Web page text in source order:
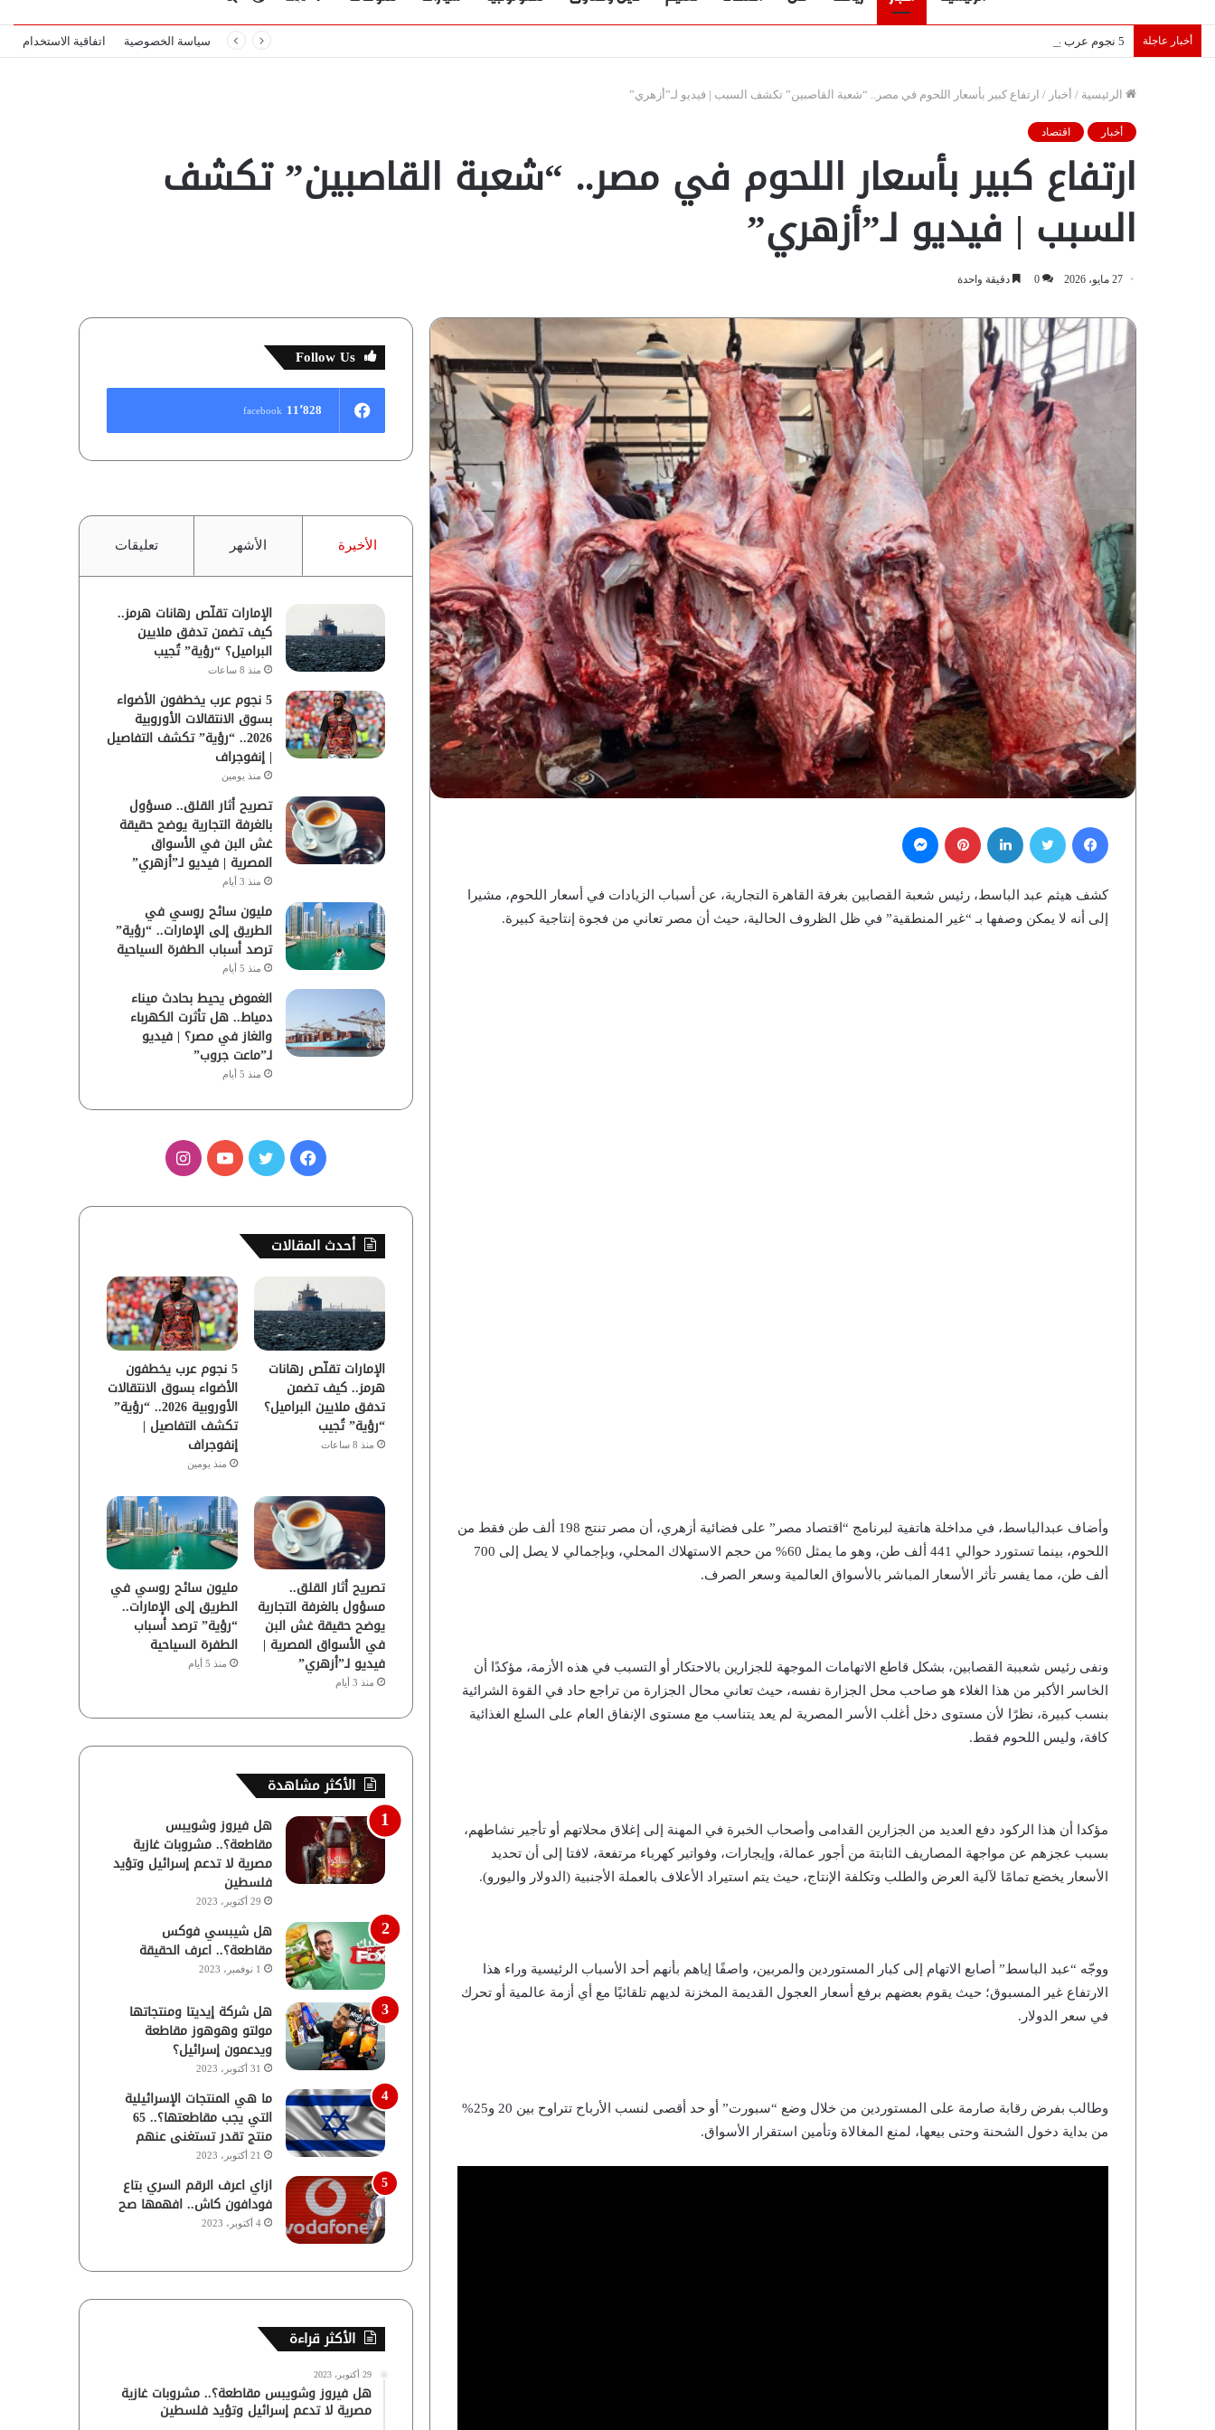
عنالمظلم
أخبار عاجلة 5 نجوم عرب يخطفون الأضواء بسوق الانتقالات الأوروبية 2026.. “رؤية” تكشف التفاصيل | إنفوجراف سياسة الخصوصية اتفاقية الاستخدام
الرئيسية / أخبار / ارتفاع كبير بأسعار اللحوم في مصر.. “شعبة القاصبين” تكشف السبب | فيديو لـ”أزهري”
أخبار اقتصاد
ارتفاع كبير بأسعار اللحوم في مصر.. “شعبة القاصبين” تكشف
السبب | فيديو لـ”أزهري”
27 مايو، 2026 0 دقيقة واحدة
كشف هيثم عبد الباسط، رئيس شعبة القصابين بغرفة القاهرة التجارية، عن أسباب الزيادات في أسعار اللحوم، مشيرا
إلى أنه لا يمكن وصفها بـ “غير المنطقية” في ظل الظروف الحالية، حيث أن مصر تعاني من فجوة إنتاجية كبيرة.
وأضاف عبدالباسط، في مداخلة هاتفية لبرنامج “اقتصاد مصر” على فضائية أزهري، أن مصر تنتج 198 ألف طن فقط من
اللحوم، بينما تستورد حوالي 441 ألف طن، وهو ما يمثل 60% من حجم الاستهلاك المحلي، وبإجمالي لا يصل إلى 700
ألف طن، مما يفسر تأثر الأسعار المباشر بالأسواق العالمية وسعر الصرف.
ونفى رئيس شعببة القصابين، بشكل قاطع الاتهامات الموجهة للجزارين بالاحتكار أو التسبب في هذه الأزمة، مؤكدًا أن
الخاسر الأكبر من هذا الغلاء هو صاحب محل الجزارة نفسه، حيث تعاني محال الجزارة من تراجع حاد في القوة الشرائية
بنسب كبيرة، نظرًا لأن مستوى دخل أغلب الأسر المصرية لم يعد يتناسب مع مستوى الإنفاق العام على السلع الغذائية
كافة، وليس اللحوم فقط.
مؤكدا أن هذا الركود دفع العديد من الجزارين القدامى وأصحاب الخبرة في المهنة إلى إغلاق محلاتهم أو تأجير نشاطهم،
بسبب عجزهم عن مواجهة المصاريف الثابتة من أجور عمالة، وإيجارات، وفواتير كهرباء مرتفعة، لافتا إلى أن تحديد
الأسعار يخضع تمامًا لآلية العرض والطلب وتكلفة الإنتاج، حيث يتم استيراد الأعلاف بالعملة الأجنبية (الدولار واليورو).
ووجّه “عبد الباسط” أصابع الاتهام إلى كبار المستوردين والمربين، واصفًا إياهم بأنهم أحد الأسباب الرئيسية وراء هذا
الارتفاع غير المسبوق؛ حيث يقوم بعضهم برفع أسعار العجول القديمة المخزنة لديهم تلقائيًا مع أي أزمة عالمية أو تحرك
في سعر الدولار.
وطالب بفرض رقابة صارمة على المستوردين من خلال وضع “سبورت” أو حد أقصى لنسب الأرباح تتراوح بين 20 و25%
من بداية دخول الشحنة وحتى بيعها، لمنع المغالاة وتأمين استقرار الأسواق.
Follow Us
11٬828 facebook
الأخيرة الأشهر تعليقات
الإمارات تقلّص رهانات هرمز..
كيف تضمن تدفق ملايين
البراميل؟ “رؤية” تُجيب
منذ 8 ساعات
5 نجوم عرب يخطفون الأضواء
بسوق الانتقالات الأوروبية
2026.. “رؤية” تكشف التفاصيل
| إنفوجراف
منذ يومين
تصريح أثار القلق.. مسؤول
بالغرفة التجارية يوضح حقيقة
غش البن في الأسواق
المصرية | فيديو لـ”أزهري”
منذ 3 أيام
مليون سائح روسي في
الطريق إلى الإمارات.. “رؤية”
ترصد أسباب الطفرة السياحية
منذ 5 أيام
الغموض يحيط بحادث ميناء
دمياط.. هل تأثرت الكهرباء
والغاز في مصر؟ | فيديو
لـ”ماعت جروب”
منذ 5 أيام
ف
س
و
ك
ي
و
ب
ا
ق
ر
ا
م
أحدث المقالات
الإمارات تقلّص رهانات
هرمز.. كيف تضمن
تدفق ملايين البراميل؟
“رؤية” تُجيب
منذ 8 ساعات
5 نجوم عرب يخطفون
الأضواء بسوق الانتقالات
الأوروبية 2026.. “رؤية”
تكشف التفاصيل |
إنفوجراف
منذ يومين
تصريح أثار القلق..
مسؤول بالغرفة التجارية
يوضح حقيقة غش البن
في الأسواق المصرية |
فيديو لـ”أزهري”
منذ 3 أيام
مليون سائح روسي في
الطريق إلى الإمارات..
“رؤية” ترصد أسباب
الطفرة السياحية
منذ 5 أيام
الأكثر مشاهدة
هل فيروز وشويبس
مقاطعة؟.. مشروبات غازية
مصرية لا تدعم إسرائيل وتؤيد
فلسطين
29 أكتوبر، 2023
هل شيبسي فوكس
مقاطعة؟.. اعرف الحقيقة
1 نوفمبر، 2023
هل شركة إيديتا ومنتجاتها
مولتو وهوهوز مقاطعة
ويدعمون إسرائيل؟
31 أكتوبر، 2023
ما هي المنتجات الإسرائيلية
التي يجب مقاطعتها؟.. 65
منتج تقدر تستغنى عنهم
21 أكتوبر، 2023
ازاي اعرف الرقم السري بتاع
فودافون كاش.. افهمها صح
4 أكتوبر، 2023
الأكثر قراءة
29 أكتوبر، 2023
هل فيروز وشويبس مقاطعة؟.. مشروبات غازية
مصرية لا تدعم إسرائيل وتؤيد فلسطين